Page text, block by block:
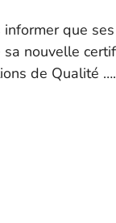
que
nouvelle
de Qualité